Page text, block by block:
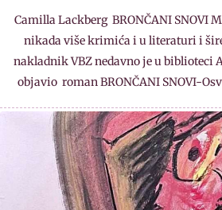
Camilla Lackberg BRONČANI SNOVI
nikada više krimića i u literaturi i
nakladnik VBZ nedavno je u biblioteci
objavio roman BRONČANI SNOVI-